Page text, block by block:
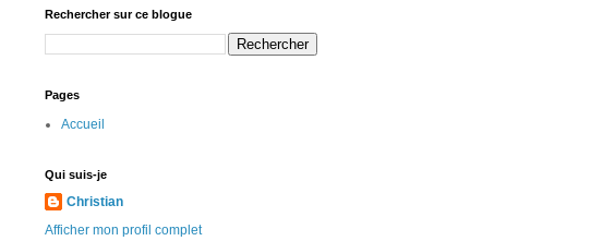
Rechercher sur ce blogue
Pages
Accueil
Qui suis-je
Christian
Afficher mon profil complet